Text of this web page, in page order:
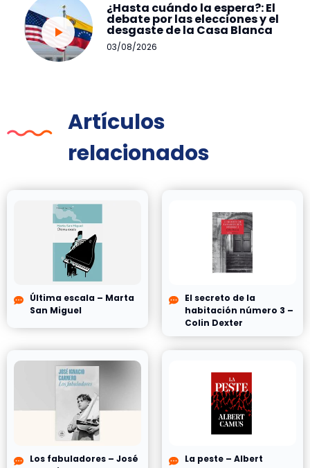
¿Hasta cuándo la espera?: El
debate por las elecciones y el
desgaste de la Casa Blanca
03/08/2026
Artículos
relacionados
Última escala – Marta
San Miguel
El secreto de la
habitación número 3 –
Colin Dexter
Los fabuladores – José
La peste – Albert